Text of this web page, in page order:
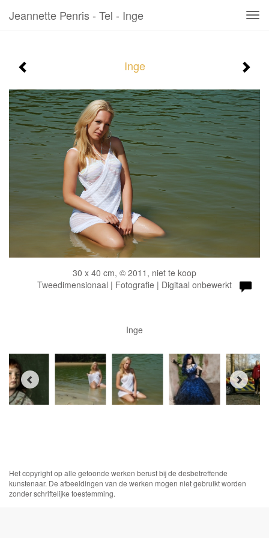
Jeannette Penris - Tel - Inge
Inge
30 x 40 cm, © 2011, niet te koop
Tweedimensionaal | Fotografie | Digitaal onbewerkt
Inge
Het copyright op alle getoonde werken berust bij de desbetreffende
kunstenaar. De afbeeldingen van de werken mogen niet gebruikt worden
zonder schriftelijke toestemming.